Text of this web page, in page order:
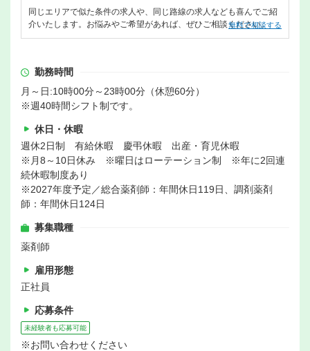
同じエリアで似た条件の求人や、同じ路線の求人なども喜んでご紹
介いたします。お悩みやご希望があれば、ぜひご相談ください。
無料で相談する
勤務時間
月～日:10時00分～23時00分（休憩60分）
※週40時間シフト制です。
休日・休暇
週休2日制 有給休暇 慶弔休暇 出産・育児休暇
※月8～10日休み ※曜日はローテーション制 ※年に2回連
続休暇制度あり
※2027年度予定／総合薬剤師：年間休日119日、調剤薬剤
師：年間休日124日
募集職種
薬剤師
雇用形態
正社員
応募条件
未経験者も応募可能
※お問い合わせください